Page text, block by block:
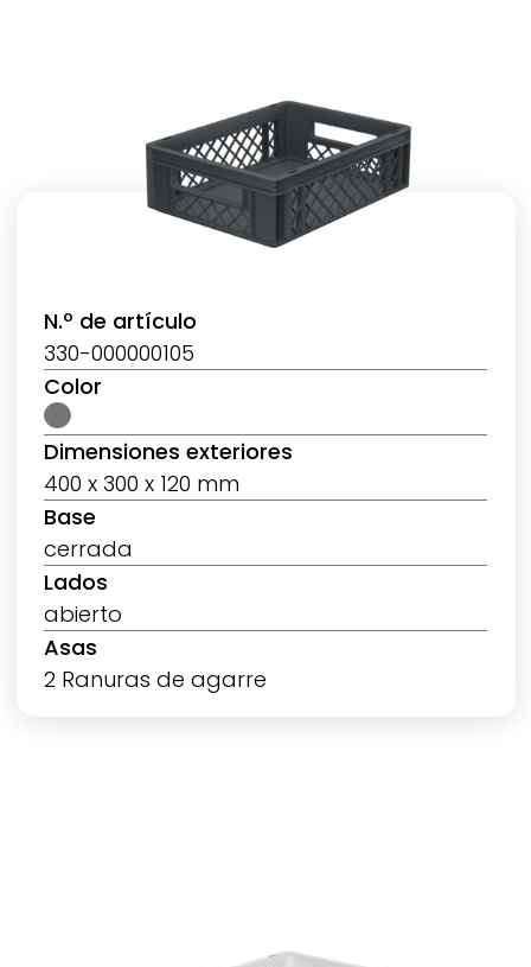
N.º de artículo
330-000000105
Color
Dimensiones exteriores
400 x 300 x 120 mm
Base
cerrada
Lados
abierto
Asas
2 Ranuras de agarre